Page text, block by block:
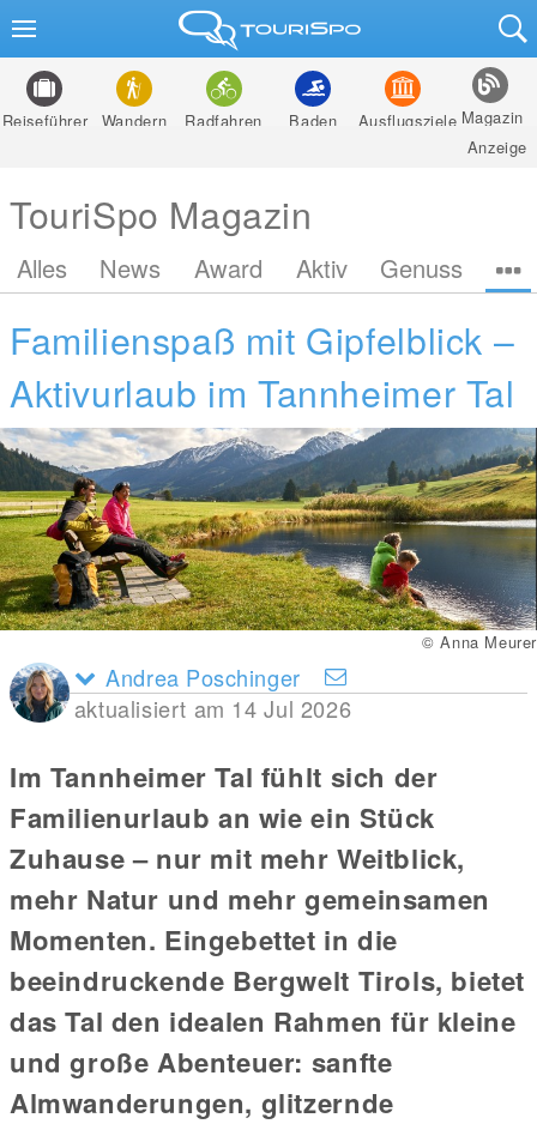
Reiseführer Wandern Radfahren Baden Ausflugsziele Magazin
Anzeige
TouriSpo Magazin
Alles News Award Aktiv Genuss
Familienspaß mit Gipfelblick –
Aktivurlaub im Tannheimer Tal
© Anna Meurer
Andrea Poschinger
aktualisiert am 14 Jul 2026
Im Tannheimer Tal fühlt sich der
Familienurlaub an wie ein Stück
Zuhause – nur mit mehr Weitblick,
mehr Natur und mehr gemeinsamen
Momenten. Eingebettet in die
beeindruckende Bergwelt Tirols, bietet
das Tal den idealen Rahmen für kleine
und große Abenteuer: sanfte
Almwanderungen, glitzernde